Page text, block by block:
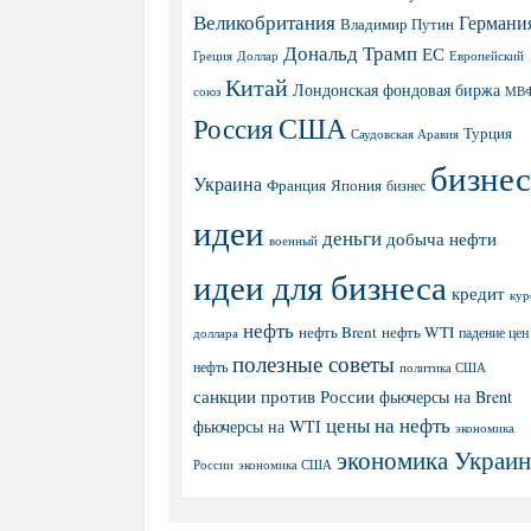
Великобритания Владимир Путин
Греция Доллар Дональд Трамп ЕС Европейский
союз Китай Лондонская фондовая биржа
РоссияСША Саудовская Аравия Турция
Украина Франция Япония бизнес бизнес
идеи военный деньги добыча нефти
идеи для бизнеса кредит
доллара нефть нефть Brent нефть WTI падение
нефть полезные советы политика США
санкции против России фьючерсы на Brent
фьючерсы на WTI цены на нефть экономика
России экономика США экономика